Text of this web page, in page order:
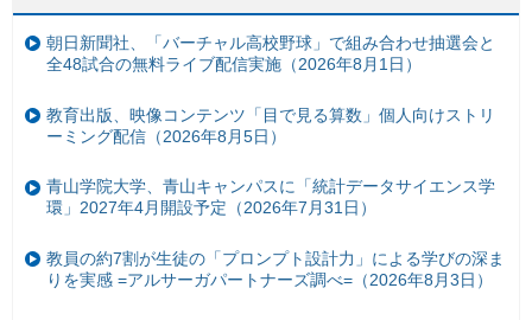
朝日新聞社、「バーチャル高校野球」で組み合わせ抽選会と
全48試合の無料ライブ配信実施（2026年8月1日）
教育出版、映像コンテンツ「目で見る算数」個人向けストリ
ーミング配信（2026年8月5日）
青山学院大学、青山キャンパスに「統計データサイエンス学
環」2027年4月開設予定（2026年7月31日）
教員の約7割が生徒の「プロンプト設計力」による学びの深ま
りを実感 =アルサーガパートナーズ調べ=（2026年8月3日）